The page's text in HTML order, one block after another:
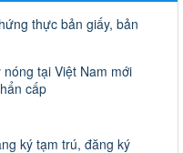
thực bản giấy, bản
tại Việt Nam mới
cấp
ký tạm trú, đăng ký